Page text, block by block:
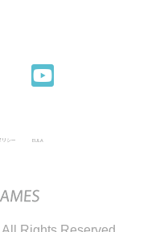
リシー EULA